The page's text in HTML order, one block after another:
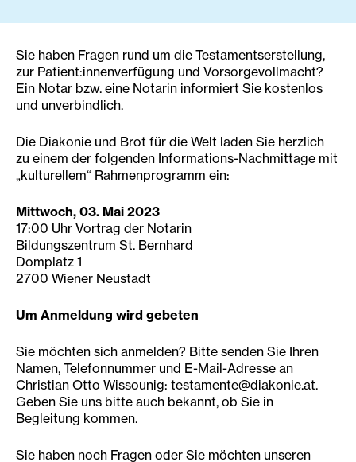
Sie haben Fragen rund um die Testamentserstellung,
zur Patient:innenverfügung und Vorsorgevollmacht?
Ein Notar bzw. eine Notarin informiert Sie kostenlos
und unverbindlich.
Die Diakonie und Brot für die Welt laden Sie herzlich
zu einem der folgenden Informations-Nachmittage mit
„kulturellem“ Rahmenprogramm ein:
Mittwoch, 03. Mai 2023
17:00 Uhr Vortrag der Notarin
Bildungszentrum St. Bernhard
Domplatz 1
2700 Wiener Neustadt
Um Anmeldung wird gebeten
Sie möchten sich anmelden? Bitte senden Sie Ihren
Namen, Telefonnummer und E-Mail-Adresse an
Christian Otto Wissounig: testamente@diakonie.at.
Geben Sie uns bitte auch bekannt, ob Sie in
Begleitung kommen.
Sie haben noch Fragen oder Sie möchten unseren